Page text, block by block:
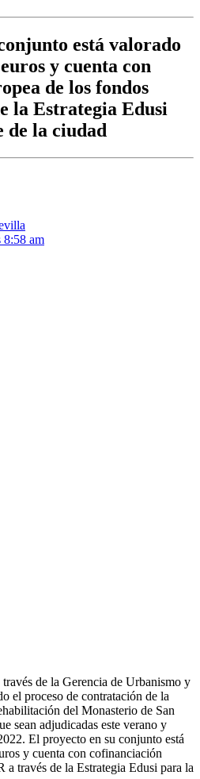
está valorado
y cuenta con
de los fondos
la Estrategia Edusi
de la ciudad
8:58 am
de la Gerencia de Urbanismo y
el proceso de contratación de la
del Monasterio de San
sean adjudicadas este verano y
El proyecto en su conjunto está
y cuenta con cofinanciación
través de la Estrategia Edusi para la